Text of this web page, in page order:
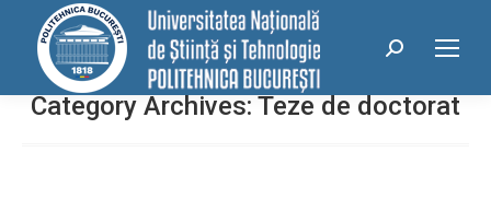
conținut
Search:
Category Archives: Teze de doctorat